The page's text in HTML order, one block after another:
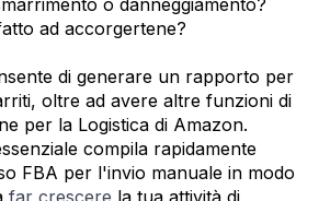
ad accorgertene?
di generare un rapporto per
oltre ad avere altre funzioni di
per la Logistica di Amazon.
compila rapidamente
FBA per l'invio manuale in modo
far crescere la tua attività di